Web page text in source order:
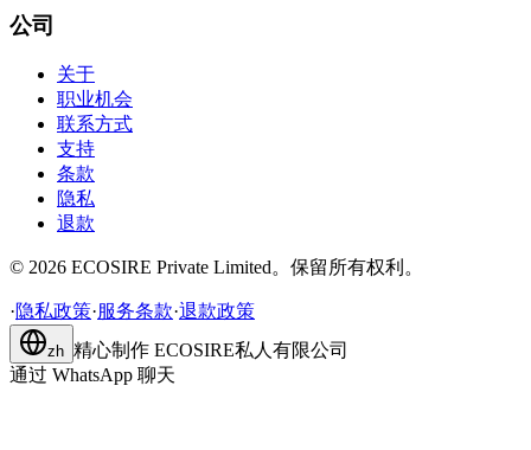
公司
关于
职业机会
联系方式
支持
条款
隐私
退款
© 2026 ECOSIRE Private Limited。保留所有权利。
·隐私政策·服务条款·退款政策
zh 精心制作 ECOSIRE私人有限公司
通过 WhatsApp 聊天